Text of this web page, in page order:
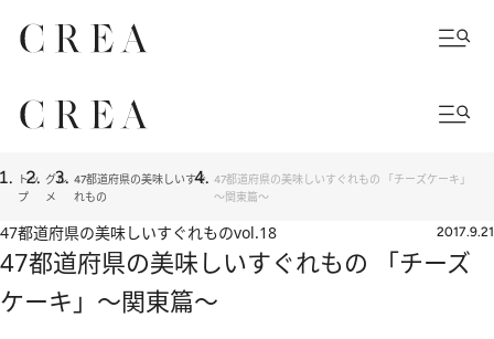
トッ
プ
グル
メ
47都道府県の美味しいすぐ
れもの
47都道府県の美味しいすぐれもの 「チーズケーキ」
～関東篇～
47都道府県の美味しいすぐれものvol.18 2017.9.21
47都道府県の美味しいすぐれもの 「チーズ
ケーキ」～関東篇～